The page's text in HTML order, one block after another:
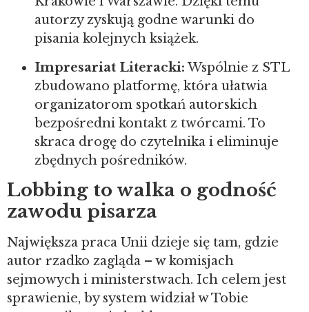
autorzy zyskują godne warunki do
pisania kolejnych książek.
Impresariat Literacki:Wspólnie z STL
zbudowano platformę, która ułatwia
organizatorom spotkań autorskich
bezpośredni kontakt z twórcami. To
skraca drogę do czytelnika i eliminuje
zbędnych pośredników.
Lobbing to walka o godność
zawodu pisarza
Największa praca Unii dzieje się tam, gdzie
autor rzadko zagląda – w komisjach
sejmowych i ministerstwach. Ich celem jest
sprawienie, by system widział w Tobie